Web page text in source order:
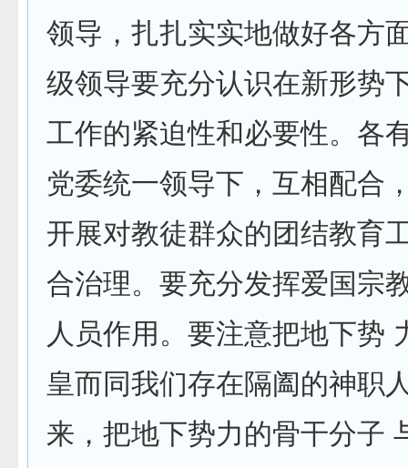
领导，扎扎实实地做好各方
级领导要充分认识在新形势
工作的紧迫性和必要性。各
党委统一领导下，互相配合
开展对教徒群众的团结教育
合治理。要充分发挥爱国宗
人员作用。要注意把地下势
皇而同我们存在隔阖的神职
来，把地下势力的骨干分子